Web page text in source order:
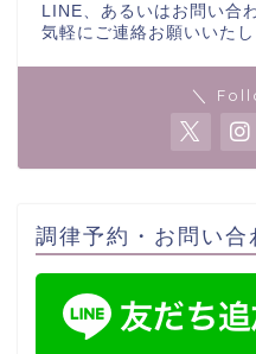
LINE、あるいはお問い合
気軽にご連絡お願いいたし
＼
調律予約・お問い合